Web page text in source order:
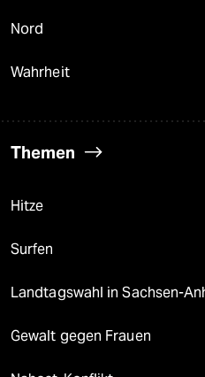
Nord
Wahrheit
Themen
Hitze
Surfen
Landtagswahl in Sachsen-
Gewalt gegen Frauen